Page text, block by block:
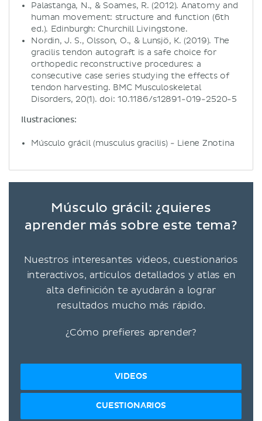
Palastanga, N., & Soames, R. (2012). Anatomy and
human movement: structure and function (6th
ed.). Edinburgh: Churchill Livingstone.
Nordin, J. S., Olsson, O., & Lunsjö, K. (2019). The
gracilis tendon autograft is a safe choice for
orthopedic reconstructive procedures: a
consecutive case series studying the effects of
tendon harvesting. BMC Musculoskeletal
Disorders, 20(1). doi: 10.1186/s12891-019-2520-5
Ilustraciones:
Músculo grácil (musculus gracilis) - Liene Znotina
Músculo grácil: ¿quieres
aprender más sobre este tema?
Nuestros interesantes videos, cuestionarios
interactivos, artículos detallados y atlas en
alta definición te ayudarán a lograr
resultados mucho más rápido.
¿Cómo prefieres aprender?
VIDEOS
CUESTIONARIOS